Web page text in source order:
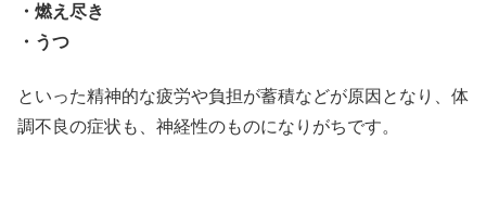
・燃え尽き
・うつ
といった精神的な疲労や負担が蓄積などが原因となり、体
調不良の症状も、神経性のものになりがちです。